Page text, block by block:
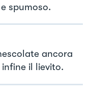
spumoso.
ancora
il lievito.